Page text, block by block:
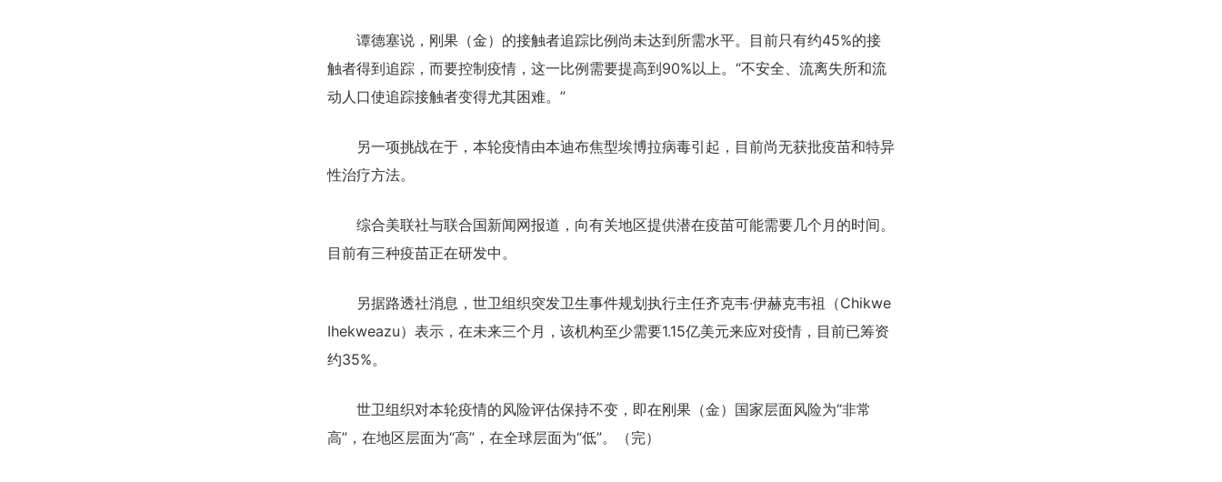
谭德塞说，刚果（金）的接触者追踪比例尚未达到所需水平。目前只有约45%的接
触者得到追踪，而要控制疫情，这一比例需要提高到90%以上。“不安全、流离失所和流
动人口使追踪接触者变得尤其困难。”
另一项挑战在于，本轮疫情由本迪布焦型埃博拉病毒引起，目前尚无获批疫苗和特异
性治疗方法。
综合美联社与联合国新闻网报道，向有关地区提供潜在疫苗可能需要几个月的时间。
目前有三种疫苗正在研发中。
另据路透社消息，世卫组织突发卫生事件规划执行主任齐克韦·伊赫克韦祖（Chikwe
Ihekweazu）表示，在未来三个月，该机构至少需要1.15亿美元来应对疫情，目前已筹资
约35%。
世卫组织对本轮疫情的风险评估保持不变，即在刚果（金）国家层面风险为“非常
高”，在地区层面为“高”，在全球层面为“低”。（完）